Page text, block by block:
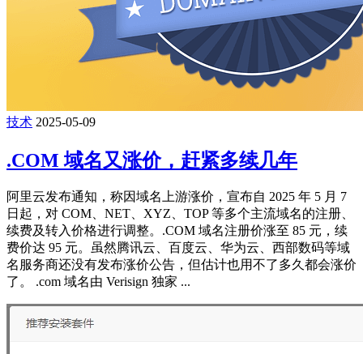
技术 2025-05-09
.COM 域名又涨价，赶紧多续几年
阿里云发布通知，称因域名上游涨价，宣布自 2025 年 5 月 7
日起，对 COM、NET、XYZ、TOP 等多个主流域名的注册、
续费及转入价格进行调整。.COM 域名注册价涨至 85 元，续
费价达 95 元。虽然腾讯云、百度云、华为云、西部数码等域
名服务商还没有发布涨价公告，但估计也用不了多久都会涨价
了。 .com 域名由 Verisign 独家 ...